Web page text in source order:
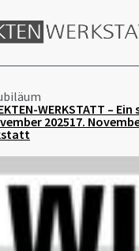
WERKSTATT –
202517.